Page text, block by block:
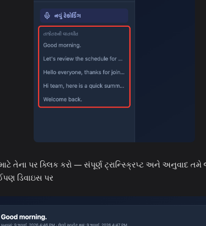
તેના પર ક્લિક કરો — સંપૂર્ણ ટ્રાન્સ્ક્રિપ્ટ અને અનુવાદ
ડિવાઇસ પર